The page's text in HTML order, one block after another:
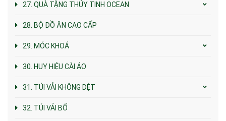
27. QUÀ TẶNG THỦY TINH OCEAN
28. BỘ ĐỒ ĂN CAO CẤP
29. MÓC KHOÁ
30. HUY HIỆU CÀI ÁO
31. TÚI VẢI KHÔNG DỆT
32. TÚI VẢI BỐ